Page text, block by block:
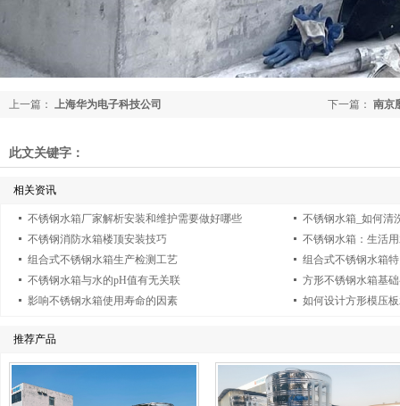
下一篇： 南京
上一篇： 上海华为电子科技公司
此文关键字：
相关资讯
不锈钢水箱厂家解析安装和维护需要做好哪些
不锈钢水箱_如何清
不锈钢消防水箱楼顶安装技巧
不锈钢水箱：生活
组合式不锈钢水箱生产检测工艺
组合式不锈钢水箱
不锈钢水箱与水的pH值有无关联
方形不锈钢水箱基
影响不锈钢水箱使用寿命的因素
如何设计方形模压
推荐产品